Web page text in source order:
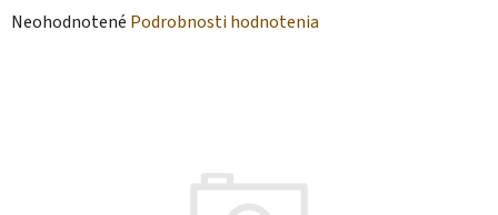
Priemerné
Neohodnotené Podrobnosti hodnotenia